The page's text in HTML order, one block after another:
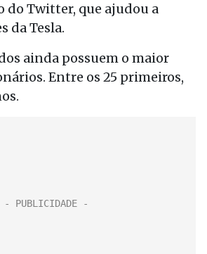
do Twitter, que ajudou a
da Tesla.
ainda possuem o maior
Entre os 25 primeiros,